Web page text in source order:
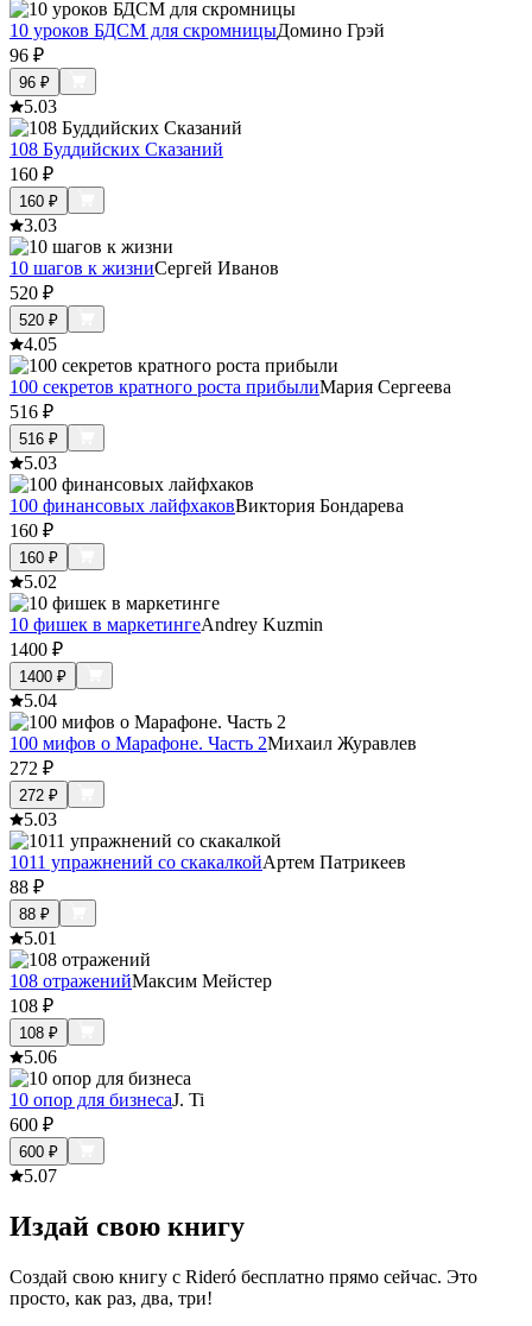
10 уроков БДСМ для скромницыДомино Грэй
96 ₽
96 ₽
5.03
108 Буддийских Сказаний
160 ₽
160 ₽
3.03
10 шагов к жизниСергей Иванов
520 ₽
520 ₽
4.05
100 секретов кратного роста прибылиМария Сергеева
516 ₽
516 ₽
5.03
100 финансовых лайфхаковВиктория Бондарева
160 ₽
160 ₽
5.02
10 фишек в маркетингеAndrey Kuzmin
1400 ₽
1400 ₽
5.04
100 мифов о Марафоне. Часть 2Михаил Журавлев
272 ₽
272 ₽
5.03
1011 упражнений со скакалкойАртем Патрикеев
88 ₽
88 ₽
5.01
108 отраженийМаксим Мейстер
108 ₽
108 ₽
5.06
10 опор для бизнесаJ. Ti
600 ₽
600 ₽
5.07
Издай свою книгу
Создай свою книгу с Rideró бесплатно прямо сейчас. Это
просто, как раз, два, три!